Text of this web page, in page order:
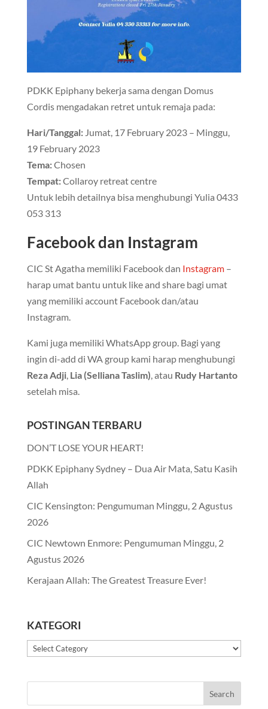
PDKK Epiphany bekerja sama dengan Domus
Cordis mengadakan retret untuk remaja pada:
Hari/Tanggal:Jumat, 17 February 2023 – Minggu,
19 February 2023
Tema:Chosen
Tempat:Collaroy retreat centre
Untuk lebih detailnya bisa menghubungi Yulia 0433
053 313
Facebook dan Instagram
CIC St Agatha memiliki Facebook dan Instagram–
harap umat bantu untuk like and share bagi umat
yang memiliki account Facebook dan/atau
Instagram.
Kami juga memiliki WhatsApp group. Bagi yang
ingin di-add di WA group kami harap menghubungi
Reza Adji, Lia (Selliana Taslim), atau Rudy Hartanto
setelah misa.
POSTINGAN TERBARU
DON’T LOSE YOUR HEART!
PDKK Epiphany Sydney – Dua Air Mata, Satu Kasih
Allah
CIC Kensington: Pengumuman Minggu, 2 Agustus
2026
CIC Newtown Enmore: Pengumuman Minggu, 2
Agustus 2026
Kerajaan Allah: The Greatest Treasure Ever!
KATEGORI
Kategori